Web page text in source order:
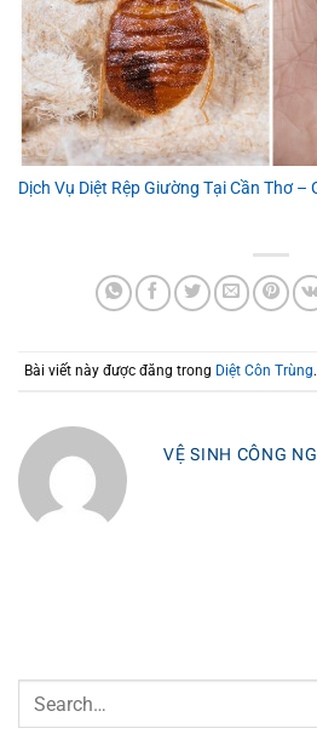
Dịch Vụ Diệt Rệp Giường Tại Cần Thơ –
Bài viết này được đăng trong Diệt Côn Trùng
VỆ SINH CÔNG